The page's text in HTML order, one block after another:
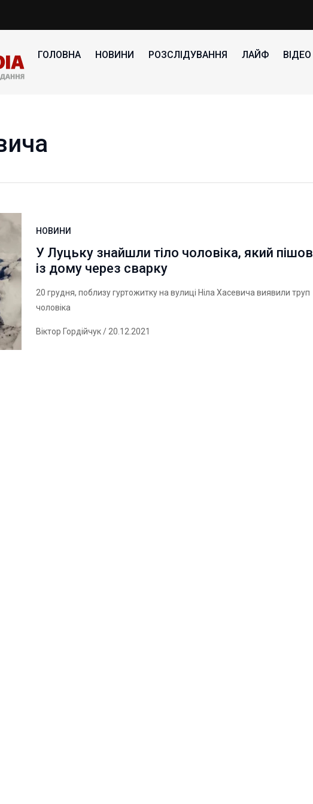
ГОЛОВНА НОВИНИ РОЗСЛІДУВАННЯ ЛАЙФ ВІДЕО
НОВИНИ
У Луцьку знайшли тіло чоловіка, який пішов
із дому через сварку
20 грудня, поблизу гуртожитку на вулиці Ніла Хасевича виявили труп
чоловіка
Віктор Гордійчук/ 20.12.2021